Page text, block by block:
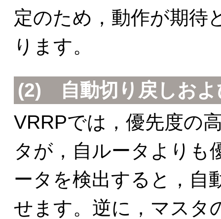
定のため，動作が期待
ります。
(2)
自動切り戻しお
VRRPでは，優先度の
タが，自ルータよりも
ータを検出すると，自
せます。逆に，マスタ